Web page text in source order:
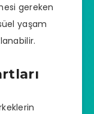
gereken
yaşam